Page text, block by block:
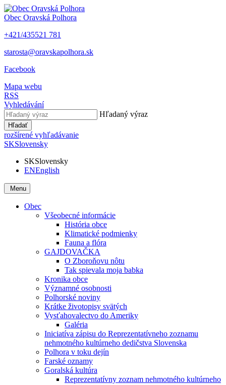
Obec Oravská Polhora
+421/435521 781
starosta@oravskapolhora.sk
Facebook
Mapa webu
RSS
Vyhledávání
Hľadaný výraz
Hľadať
rozšírené vyhľadávanie
SKSlovensky
SKSlovensky
ENEnglish
Menu
Obec
Všeobecné informácie
História obce
Klimatické podmienky
Fauna a flóra
GAJDOVAČKA
O Zboroňovu nôtu
Tak spievala moja babka
Kronika obce
Významné osobnosti
Polhorské noviny
Krátke životopisy svätých
Vysťahovalectvo do Ameriky
Galéria
Iniciatíva zápisu do Reprezentatívneho zoznamu
nehmotného kultúrneho dedičstva Slovenska
Polhora v toku dejín
Farské oznamy
Goralská kultúra
Reprezentatívny zoznam nehmotného kultúrneho